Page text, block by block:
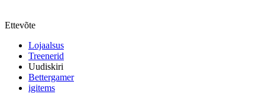
Ettevõte
Lojaalsus
Treenerid
Uudiskiri
Bettergamer
igitems